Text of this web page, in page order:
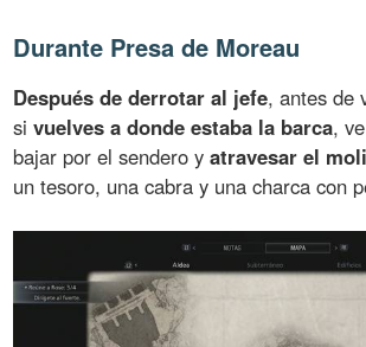
Durante Presa de Moreau
Después de derrotar al jefe, antes de
sivuelves a donde estaba la barca,
bajar por el sendero yatravesar el
un tesoro, una cabra y una charca con